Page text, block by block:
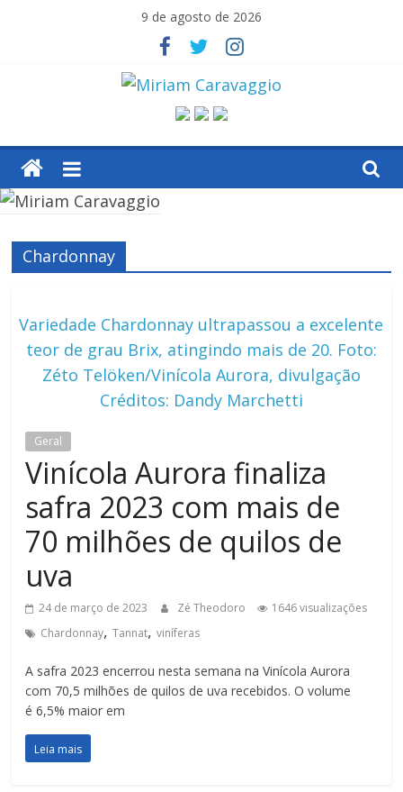
9 de agosto de 2026
Caravaggio
–
RSChardonnay
Variedade Chardonnay ultrapassou a excelente
teor de grau Brix, atingindo mais de 20. Foto:
Zéto Telöken/Vinícola Aurora, divulgação
Créditos: Dandy Marchetti
Geral
Vinícola Aurora finaliza
safra 2023 com mais de
70 milhões de quilos de
uva
24 de março de 2023 Zé Theodoro
1646 visualizações
Chardonnay,Tannat,viníferas
A safra 2023 encerrou nesta semana na Vinícola Aurora
com 70,5 milhões de quilos de uva recebidos. O volume
é 6,5% maior em
Leia mais